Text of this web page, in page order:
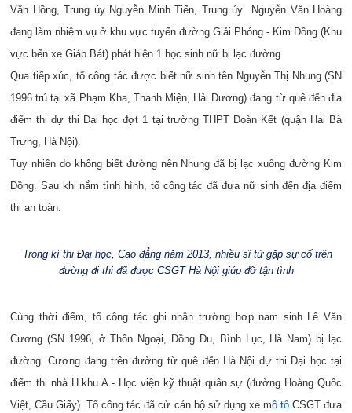
Văn Hồng, Trung úy Nguyễn Minh Tiến, Trung úy Nguyễn Văn Hoàng
đang làm nhiệm vụ ở khu vực tuyến đường Giải Phóng - Kim Đồng (Khu
vực bến xe Giáp Bát) phát hiện 1 học sinh nữ bị lạc đường.
Qua tiếp xúc, tổ công tác được biết nữ sinh tên Nguyễn Thị Nhung (SN
1996 trú tại xã Phạm Kha, Thanh Miện, Hải Dương) đang từ quê đến địa
điểm thi dự thi Đại học đợt 1 tại trường THPT Đoàn Kết (quận Hai Bà
Trưng, Hà Nội).
Tuy nhiên do không biết đường nên Nhung đã bị lạc xuống đường Kim
Đồng. Sau khi nắm tình hình, tổ công tác đã đưa nữ sinh đến địa điểm
thi an toàn.
Trong kì thi Đại học, Cao đẳng năm 2013, nhiều sĩ tử gặp sự cố trên
đường đi thi đã được CSGT Hà Nội giúp đỡ tận tình
Cùng thời điểm, tổ công tác ghi nhận trường hợp nam sinh Lê Văn
Cương (SN 1996, ở Thôn Ngoại, Đồng Du, Bình Lục, Hà Nam) bị lạc
đường. Cương đang trên đường từ quê đến Hà Nội dự thi Đại học tại
điểm thi nhà H khu A - Học viện kỹ thuật quân sự (đường Hoàng Quốc
Việt, Cầu Giấy). Tổ công tác đã cử cán bộ sử dụng xe mô tôCSGT đưa